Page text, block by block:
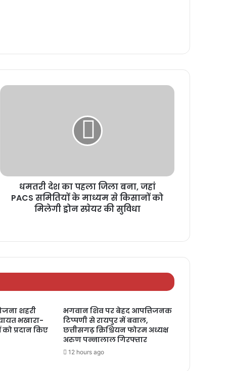
धमतरी देश का पहला जिला बना, जहां
PACS समितियों के माध्यम से किसानों को
मिलेगी ड्रोन स्प्रेयर की सुविधा
शहरी
भखारा-
को प्रदान किए
भगवान शिव पर बेहद आपत्तिजनक
टिप्पणी से रायपुर में बवाल,
छत्तीसगढ़ क्रिश्चियन फोरम अध्यक्ष
अरुण पन्नालाल गिरफ्तार
12 hours ago